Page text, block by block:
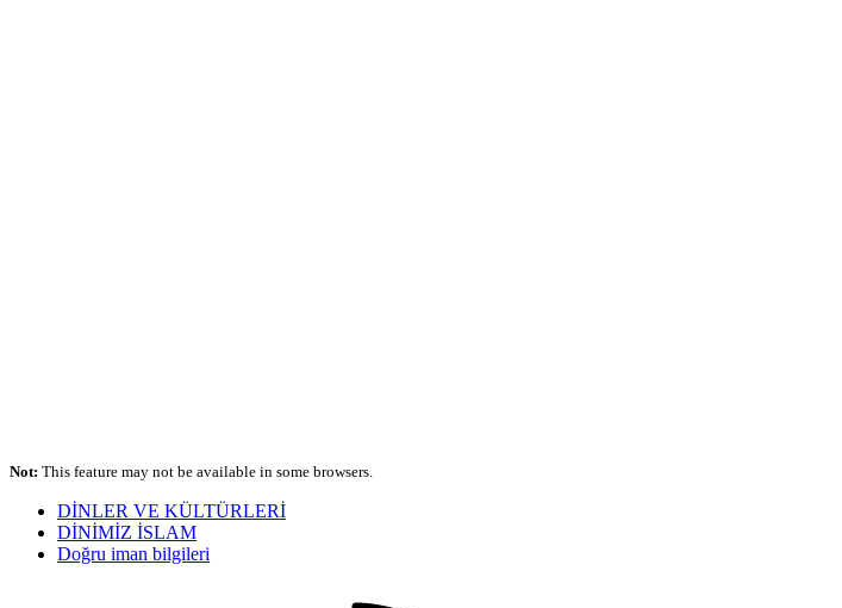
Not: This feature may not be available in some browsers.
DİNLER VE KÜLTÜRLERİ
DİNİMİZ İSLAM
Doğru iman bilgileri